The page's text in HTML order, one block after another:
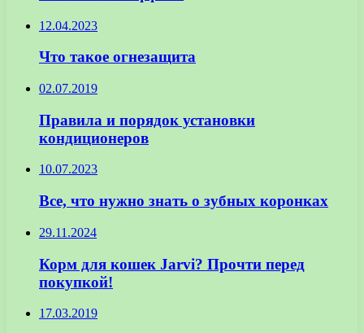
12.04.2023
Что такое огнезащита
02.07.2019
Правила и порядок установки
кондиционеров
10.07.2023
Все, что нужно знать о зубных коронках
29.11.2024
Корм для кошек Jarvi? Прочти перед
покупкой!
17.03.2019